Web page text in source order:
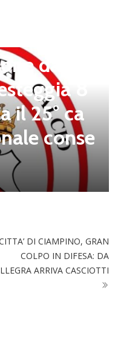
da cel
8
il 25° ca
conse
DI CIAMPINO, GRAN
COLPO IN DIFESA: DA
ARRIVA CASCIOTTI